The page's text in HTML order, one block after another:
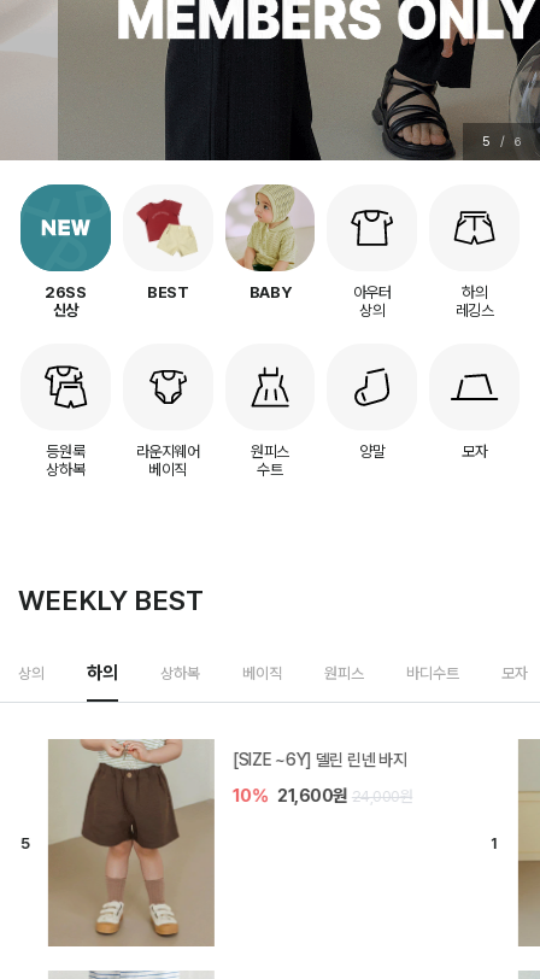
5 / 6
26SS
신상
BEST BABY
아우터
상의
하의
레깅스
등원룩
상하복
라운지웨어
베이직
원피스
수트
양말 모자
WEEKLY BEST
상의 하의 상하복 베이직 원피스 바디수트 모자
[SIZE ~6Y] 델린 린넨 바지
10% 21,600원 24,000원